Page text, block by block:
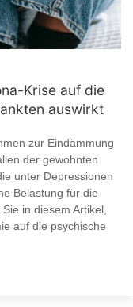
Krise auf die
auswirkt
zur Eindämmung
der gewohnten
unter Depressionen
Belastung für die
in diesem Artikel,
auf die psychische